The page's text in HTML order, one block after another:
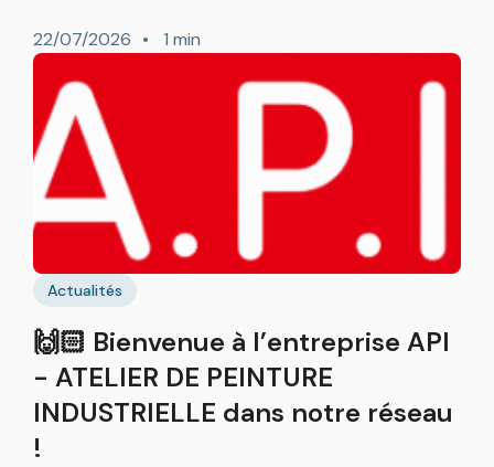
22/07/2026 1 min
Actualités
🙌🏻 Bienvenue à l’entreprise API
- ATELIER DE PEINTURE
INDUSTRIELLE dans notre réseau
!